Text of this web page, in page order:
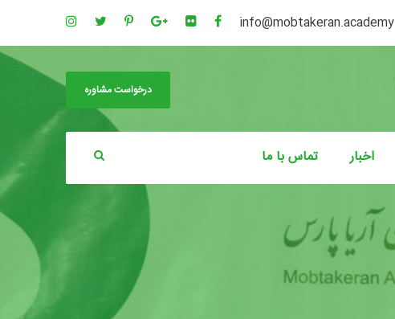
info@mobtakeran.academy
درخواست مشاوره
اخبار تماس با ما